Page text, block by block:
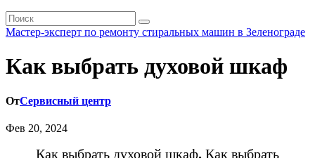
Мастер-эксперт по ремонту стиральных машин в Зеленограде
Как выбрать духовой шкаф
ОтСервисный центр
Фев 20, 2024
Как выбрать духовой шкаф. Как выбрать